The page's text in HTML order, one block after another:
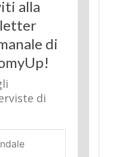
alla
di
di